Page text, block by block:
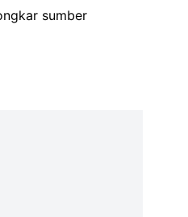
sumber